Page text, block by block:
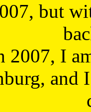
but
2007, I
and